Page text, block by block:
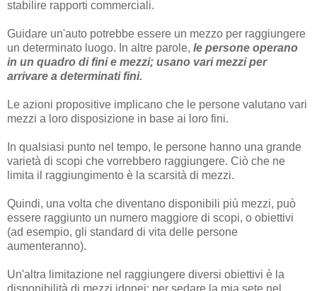
stabilire rapporti commerciali.
Guidare un'auto potrebbe essere un mezzo per raggiungere
un determinato luogo. In altre parole, le persone operano
in un quadro di fini e mezzi; usano vari mezzi per
arrivare a determinati fini.
Le azioni propositive implicano che le persone valutano vari
mezzi a loro disposizione in base ai loro fini.
In qualsiasi punto nel tempo, le persone hanno una grande
varietà di scopi che vorrebbero raggiungere. Ciò che ne
limita il raggiungimento è la scarsità di mezzi.
Quindi, una volta che diventano disponibili più mezzi, può
essere raggiunto un numero maggiore di scopi, o obiettivi
(ad esempio, gli standard di vita delle persone
aumenteranno).
Un'altra limitazione nel raggiungere diversi obiettivi è la
disponibilità di mezzi idonei: per sedare la mia sete nel